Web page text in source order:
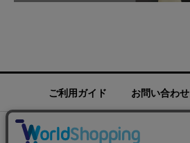
ご利用ガイド お問い合わせ
運営会社